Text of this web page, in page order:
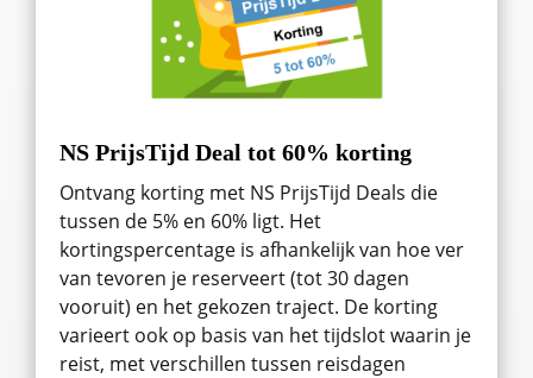
NS PrijsTijd Deal tot 60% korting
Ontvang korting met NS PrijsTijd Deals die
tussen de 5% en 60% ligt. Het
kortingspercentage is afhankelijk van hoe ver
van tevoren je reserveert (tot 30 dagen
vooruit) en het gekozen traject. De korting
varieert ook op basis van het tijdslot waarin je
reist, met verschillen tussen reisdagen